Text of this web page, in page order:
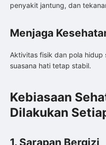
penyakit jantung, dan
Menjaga
Aktivitas fisik dan pola hidup
suasana hati tetap stabil.
Kebiasaan
Dilakukan
1. Sarapan Bergizi